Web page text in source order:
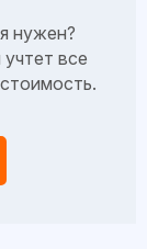
нужен?
все